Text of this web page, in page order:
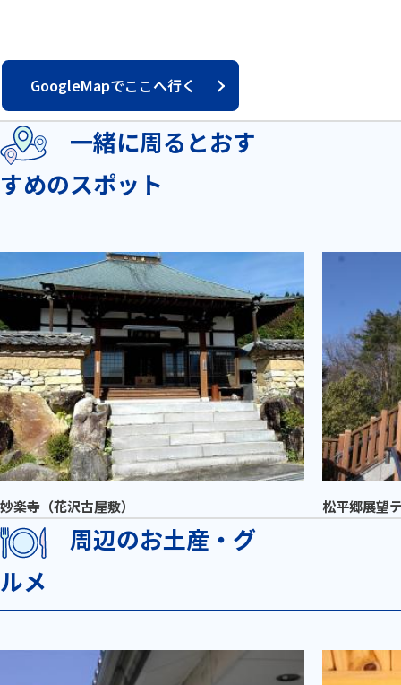
GoogleMapでここへ行く
一緒に周るとおす
すめのスポット
妙楽寺（花沢古屋敷） 松平郷展望
周辺のお土産・グ
ルメ